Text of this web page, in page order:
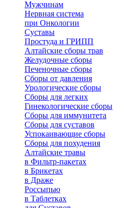
Мужчинам
Нервная система
при Онкологии
Суставы
Простуда и ГРИПП
Алтайские сборы трав
Желудочные сборы
Печеночные сборы
Сборы от давления
Урологические сборы
Сборы для легких
Гинекологические сборы
Сборы для иммунитета
Сборы для суставов
Успокаивающие сборы
Сборы для похудения
Алтайские травы
в Фильтр-пакетах
в Брикетах
в Драже
Россыпью
в Таблетках